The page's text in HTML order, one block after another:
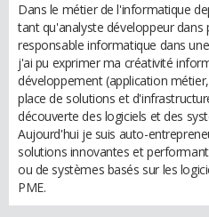
Dans le métier de l'informatique
tant qu'analyste développeur dans
responsable informatique dans
j'ai pu exprimer ma créativité
développement (application
place de solutions et
découverte des logiciels et des
Aujourd'hui je suis auto-
solutions innovantes et
ou de systèmes basés sur les
PME.